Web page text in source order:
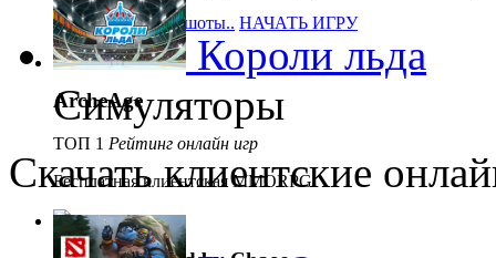
Описание, скриншоты.. НАЧАТЬ ИГРУ
ArcheAge
ТОП 1 Рейтинг онлайн игр
Бесплатная клиентская MMORPG
Короли льда
Симуляторы
Скачать клиентские